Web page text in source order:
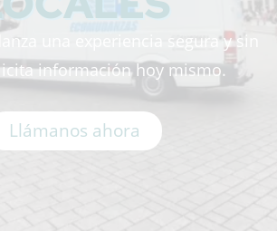
una experiencia segura y sin
información hoy mismo.
Llámanos ahora